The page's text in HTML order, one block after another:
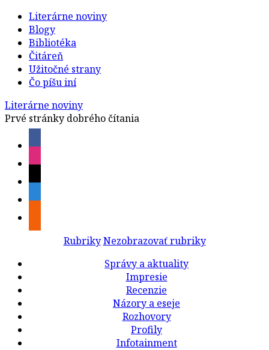
Literárne noviny
Blogy
Bibliotéka
Čitáreň
Užitočné strany
Čo píšu iní
Literárne noviny
Prvé stránky dobrého čítania
Rubriky Nezobrazovať rubriky
Správy a aktuality
Impresie
Recenzie
Názory a eseje
Rozhovory
Profily
Infotainment